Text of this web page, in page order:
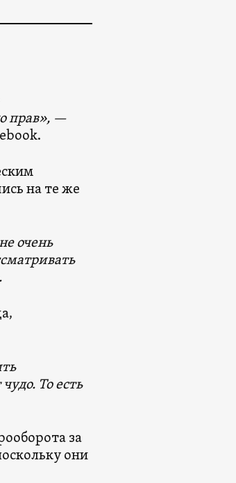
прав», —
на те же
очень
То есть
за
они